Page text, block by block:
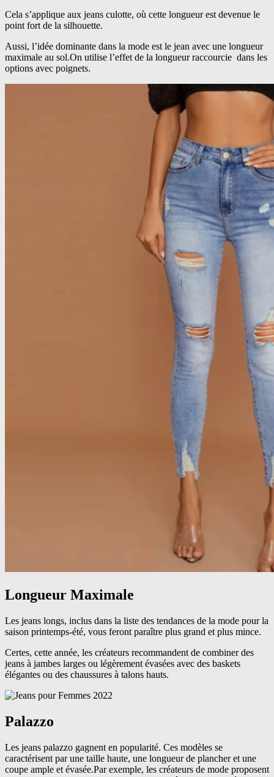
Cela s’applique aux jeans culotte, où cette longueur est devenue le
point fort de la silhouette.
Aussi, l’idée dominante dans la mode est le jean avec une longueur
maximale au sol.On utilise l’effet de la longueur raccourcie dans les
options avec poignets.
Longueur Maximale
Les jeans longs, inclus dans la liste des tendances de la mode pour la
saison printemps-été, vous feront paraître plus grand et plus mince.
Certes, cette année, les créateurs recommandent de combiner des
jeans à jambes larges ou légèrement évasées avec des baskets
élégantes ou des chaussures à talons hauts.
Palazzo
Les jeans palazzo gagnent en popularité. Ces modèles se
caractérisent par une taille haute, une longueur de plancher et une
coupe ample et évasée.Par exemple, les créateurs de mode proposent